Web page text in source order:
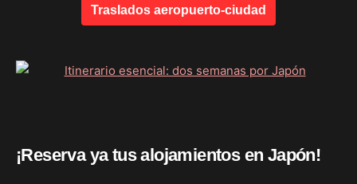
Traslados aeropuerto-ciudad
¡Reserva ya tus alojamientos en Japón!